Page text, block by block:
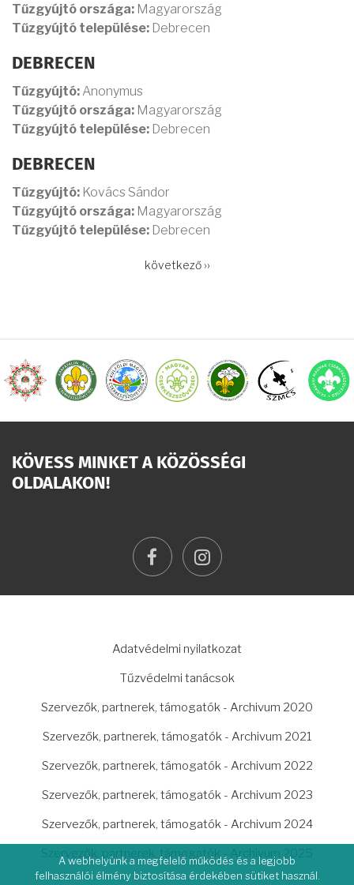
Tűzgyújtó országa: Magyarország
Tűzgyújtó települése: Debrecen
DEBRECEN
Tűzgyújtó: Anonymus
Tűzgyújtó országa: Magyarország
Tűzgyújtó települése: Debrecen
DEBRECEN
Tűzgyújtó: Kovács Sándor
Tűzgyújtó országa: Magyarország
Tűzgyújtó települése: Debrecen
Következő
következő ››
KÖVESS MINKET A KÖZÖSSÉGI
OLDALAKON!
facebookinstagram
Adatvédelmi nyilatkozat
Tűzvédelmi tanácsok
Szervezők, partnerek, támogatók - Archivum 2020
Szervezők, partnerek, támogatók - Archivum 2021
Szervezők, partnerek, támogatók - Archivum 2022
Szervezők, partnerek, támogatók - Archivum 2023
Szervezők, partnerek, támogatók - Archivum 2024
Szervezők, partnerek, támogatók - Archivum 2025
A webhelyünk a megfelelő működés és a legjobb
felhasználói élmény biztosítása érdekében sütiket használ.